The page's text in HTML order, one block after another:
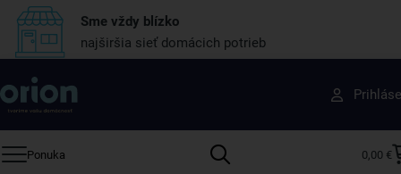
Sme vždy blízko
najširšia sieť domácich potrieb
Ponuka 0,00 €
Získajte rady, recepty a tipy na zľavy skôr ako
ktokoľvek iný
Prihláste sa k odberu nášho newslettera.